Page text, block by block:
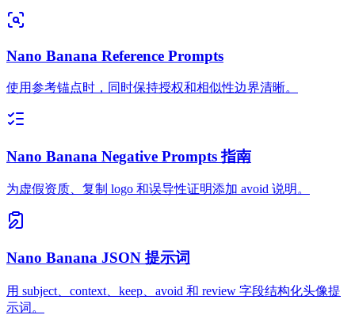
Nano Banana Reference Prompts
使用参考锚点时，同时保持授权和相似性边界清晰。
Nano Banana Negative Prompts 指南
为虚假资质、复制 logo 和误导性证明添加 avoid 说明。
Nano Banana JSON 提示词
用 subject、context、keep、avoid 和 review 字段结构化头像提
示词。